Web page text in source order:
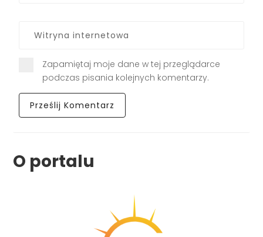
Zapamiętaj moje dane w tej przeglądarce
podczas pisania kolejnych komentarzy.
O portalu